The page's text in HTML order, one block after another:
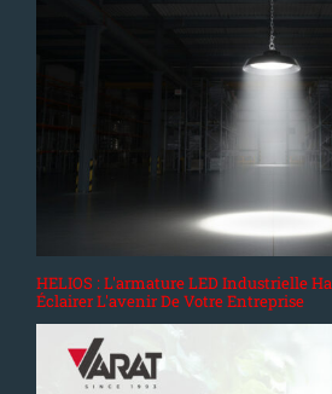
HELIOS : L'armature LED Industrielle
Éclairer L'avenir De Votre Entreprise